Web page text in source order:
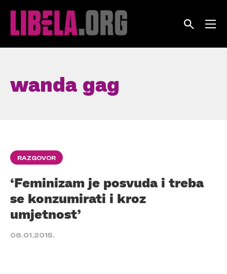
wanda gag
RAZGOVOR
‘Feminizam je posvuda i treba
se konzumirati i kroz
umjetnost’
06.01.2015.